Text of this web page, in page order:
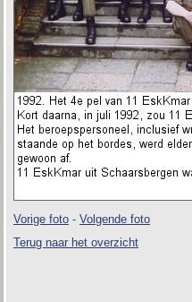
Vorige foto - Volgende foto
Terug naar het overzicht